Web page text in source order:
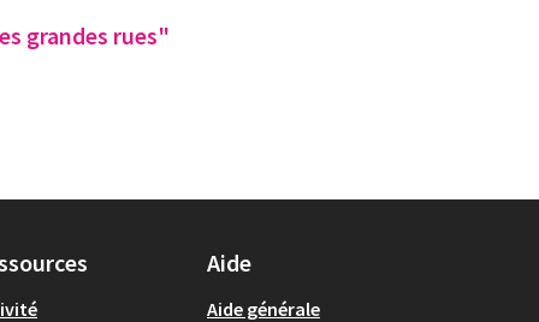
grandes rues"
Aide
Aide générale